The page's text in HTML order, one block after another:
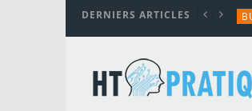
DERNIERS ARTICLES